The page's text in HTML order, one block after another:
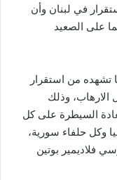
في لبنان وأن
على الصعيد
من استقرار
الارهاب، وذلك
السيطرة على كل
وكل حلفاء سورية،
فلاديمير بوتين